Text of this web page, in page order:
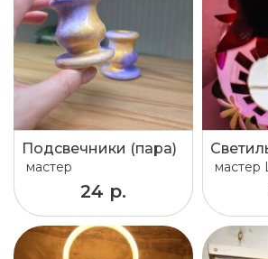
Подсвечники (пара)
мастер
24 р.
мастер